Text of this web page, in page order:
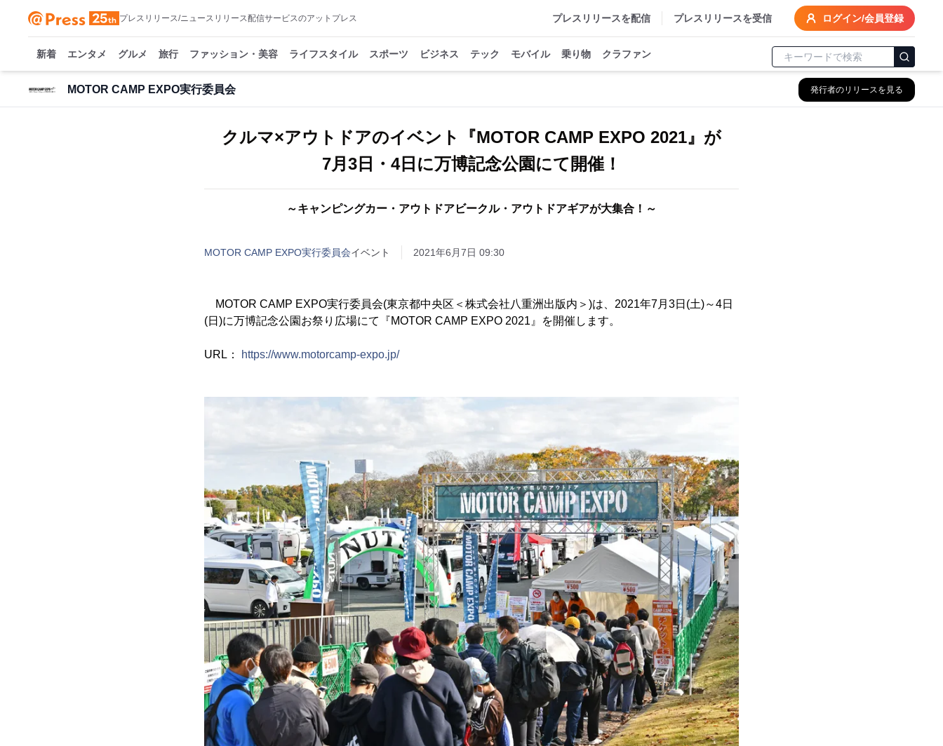
プレスリリース/ニュースリリース配信サービスのアットプレス プレスリリースを配信 プレスリリースを受信 ログイン/会員登録
新着 エンタメ グルメ 旅行 ファッション・美容 ライフスタイル スポーツ ビジネス テック モバイル 乗り物 クラファン
MOTOR CAMP EXPO実行委員会 発行者のリリースを見る
クルマ×アウトドアのイベント『MOTOR CAMP EXPO 2021』が
7月3日・4日に万博記念公園にて開催！
～キャンピングカー・アウトドアビークル・アウトドアギアが大集合！～
MOTOR CAMP EXPO実行委員会イベント 2021年6月7日 09:30
MOTOR CAMP EXPO実行委員会(東京都中央区＜株式会社八重洲出版内＞)は、2021年7月3日(土)～4日
(日)に万博記念公園お祭り広場にて『MOTOR CAMP EXPO 2021』を開催します。
URL： https://www.motorcamp-expo.jp/